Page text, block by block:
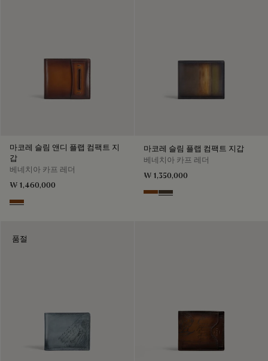
마코레 슬림 앤디 플랩 컴팩트 지
갑
베네치아 카프 레더
₩ 1,460,000
Cacao Intenso
마코레 슬림 플랩 컴팩트 지갑
베네치아 카프 레더
₩ 1,350,000
Cacao Intenso
Alba
품절